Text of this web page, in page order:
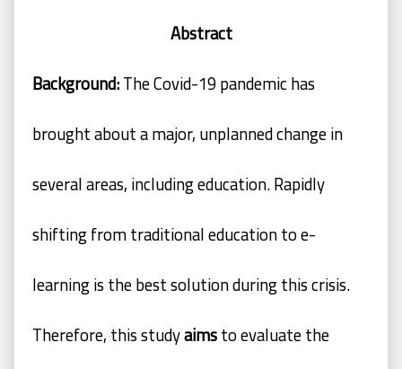
Abstract
Background:TheCovid-19pandemichas
broughtaboutamajor,unplanned change in
several areas, including education. Rapidly
shiftingfrom traditional education to e-
learning is the best solution during thiscrisis.
Therefore, this studyaimsto evaluate the